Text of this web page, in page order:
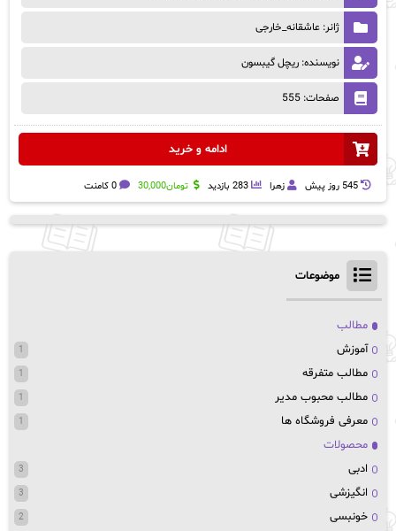
ژانر: عاشقانه_خارجی
نویسنده: ریچل گیبسون
صفحات: 555
ادامه و خرید
545 روز پيش زهرا 283 بازدید تومان30,000 0 کامنت
موضوعات
مطالب
آموزش
1
مطالب متفرقه 1
مطالب محبوب مدیر 1
معرفی فروشگاه ها 1
محصولات
ادبی
3
انگیزشی 3
خونبسی 2